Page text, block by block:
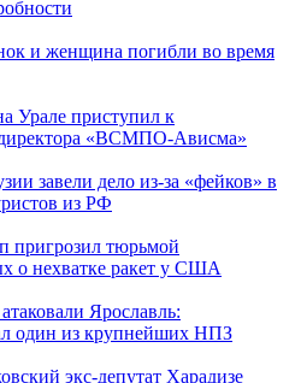
и женщина погибли во время
Урале приступил к
«ВСМПО-Ависма»
завели дело из-за «фейков» в
из РФ
пригрозил тюрьмой
о нехватке ракет у США
Ярославль:
один из крупнейших НПЗ
экс-депутат Харадизе